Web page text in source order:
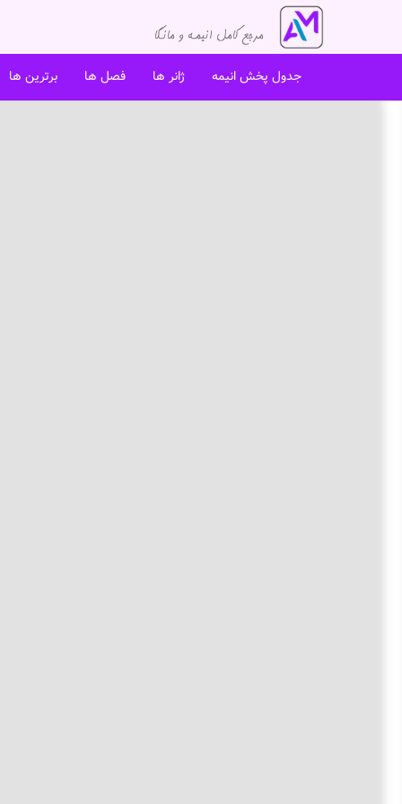
جدول پخش انیمه ژانر ها فصل ها برترین ها